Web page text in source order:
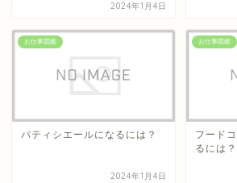
2024年1月4日
お仕事図鑑
パティシエールになるには？
2024年1月4日
お仕事図鑑
フード
るには？